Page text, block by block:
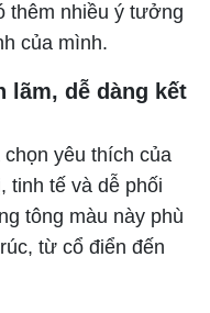
thêm nhiều ý tưởng
của mình.
lãm, dễ dàng kết
yêu thích của
tinh tế và dễ phối
tông màu này phù
từ cổ điển đến